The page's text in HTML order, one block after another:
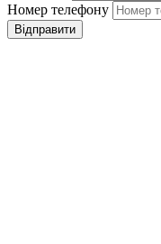
Номер телефону
Відправити